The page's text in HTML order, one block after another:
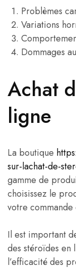
Problèmes
Variations
Dommages
Achat
ligne
La boutique
sur-lachat-de-
gamme de
choisissez le
votre commande
Il est important
des stéroïdes en
l’efficacité des